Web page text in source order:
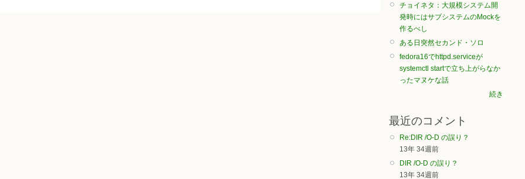
チョイネタ：大規模システム開
発時にはサブシステムのMockを
作るべし
ある日突然セカンド・ソロ
fedora16でhttpd.serviceが
systemctl startで立ち上がらなか
ったマヌケな話
続き
最近のコメント
Re:DIR /O-D の誤り？
13年 34週前
DIR /O-D の誤り？
13年 34週前